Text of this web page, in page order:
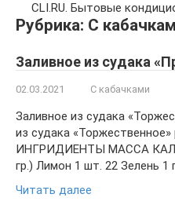
CLI.RU. Бытовые
Рубрика: С
Заливное из судака
02.03.2021 С кабачками
Заливное из судака
из судака
ИНГРИДИЕНТЫ МАССА
гр.) Лимон 1 шт. 22 Зелень 1
Читать далее